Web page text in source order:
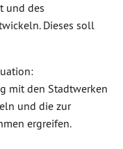
und des
Dieses soll
mit den Stadtwerken
und die zur
ergreifen.